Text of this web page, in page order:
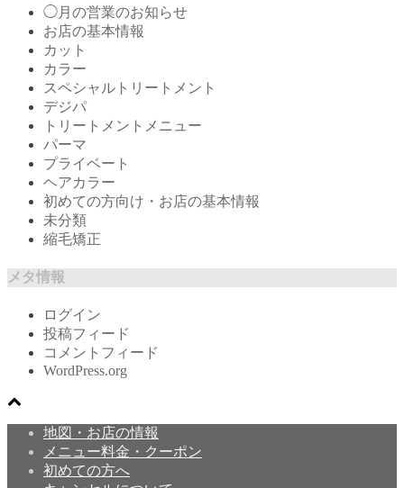
◯月の営業のお知らせ
お店の基本情報
カット
カラー
スペシャルトリートメント
デジパ
トリートメントメニュー
パーマ
プライベート
ヘアカラー
初めての方向け・お店の基本情報
未分類
縮毛矯正
メタ情報
ログイン
投稿フィード
コメントフィード
WordPress.org
地図・お店の情報
メニュー料金・クーポン
初めての方へ